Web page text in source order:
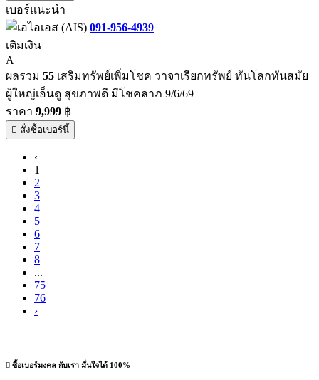
เบอร์แนะนำ
091-956-4939
เติมเงิน
A
ผลรวม 55 เสริมทรัพย์เพิ่มโชค วาจาเรียกทรัพย์ ทันโลกทันสมัย
ผู้ใหญ่เอ็นดู สุขภาพดี มีโชคลาภ 9/6/69
ราคา 9,999 ฿
สั่งซื้อเบอร์นี้
‹
1
2
3
4
5
6
7
8
...
75
76
›
ซื้อเบอร์มงคล กับเรา มั่นใจได้ 100%